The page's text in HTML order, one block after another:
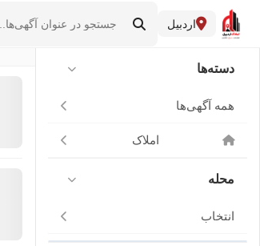
اردبیل
دسته‌ها
همه آگهی‌ها
املاک
محله
انتخاب